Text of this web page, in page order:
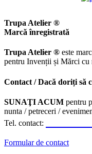
Trupa Atelier ®
Marcă înregistrată
Trupa Atelier ® este
pentru Invenții și Mărci cu
Contact / Dacă doriți să
SUNAŢI ACUM pentru
nunta / petreceri /
Tel. contact:
Formular de contact